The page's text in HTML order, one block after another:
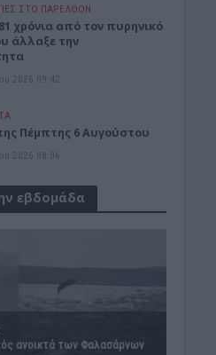
ΣΤΟ ΠΑΡΕΛΘΟΝ
χρόνια από τον πυρηνικό
άλλαξε την
2026 09:42
Πέμπτης 6 Αυγούστου
2026 08:06
εβδομάδα